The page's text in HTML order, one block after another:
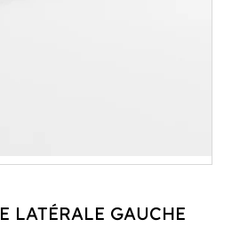
LATÉRALE GAUCHE